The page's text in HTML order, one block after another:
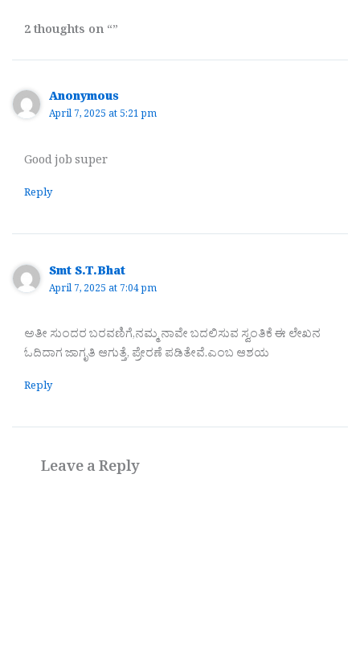
2 thoughts on “”
Anonymous
April 7, 2025 at 5:21 pm
Good job super
Reply
Smt S.T.Bhat
April 7, 2025 at 7:04 pm
ಅತೀ ಸುಂದರ ಬರವಣಿಗೆ,ನಮ್ಮ ನಾವೇ ಬದಲಿಸುವ ಸ್ವಂತಿಕೆ ಈ ಲೇಖನ
ಓದಿದಾಗ ಜಾಗೃತಿ ಆಗುತ್ತೆ, ಪ್ರೇರಣೆ ಪಡಿತೇವೆ.ಎಂಬ ಆಶಯ
Reply
Leave a Reply